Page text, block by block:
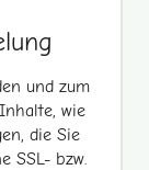
und zum
wie
die Sie
SSL- bzw.